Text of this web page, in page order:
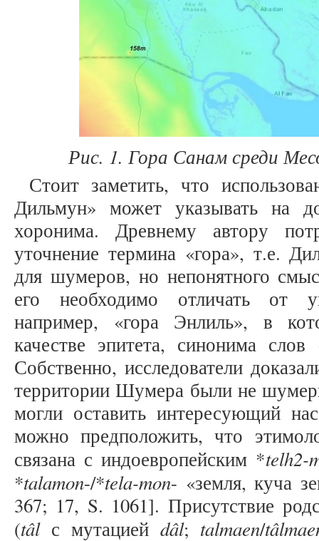
Рис. 1. Гора Санам среди
Стоит заметить, что
Дильмун» может указывать на
хоронима. Древнему автору
уточнение термина «гора», т.е.
для шумеров, но непонятного
его необходимо отличать от
например, «гора Энлиль», в
качестве эпитета, синонима
Собственно, исследователи
территории Шумера были не
могли оставить интересующий
можно предположить, что
связана с индоевропейским *telh2-
*talamon-/*tela-mon- «земля, куча
367; 17, S. 1061]. Присутствие
(tâlс мутацией dâl; talmaen/tâl